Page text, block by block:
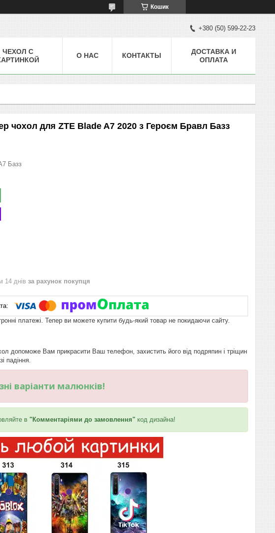
Кошик
+380 (50) 599-22-23
ЧЕХОЛ С
О НАС КОНТАКТЫ
ДОСТАВКА И
ОПЛАТА
чохол для ZTE Blade A7 2020 з Героєм Бравл Базз
Базз
14 днів за рахунок покупця
платежі. Тепер ви можете купити будь-який товар не покидаючи сайту.
допоможе Вам прикрасити Ваш телефон, захистить його від подряпин і тріщин
падіння.
варіанти малюнків!
в "Комментаріями до замовлення"код дизайна!